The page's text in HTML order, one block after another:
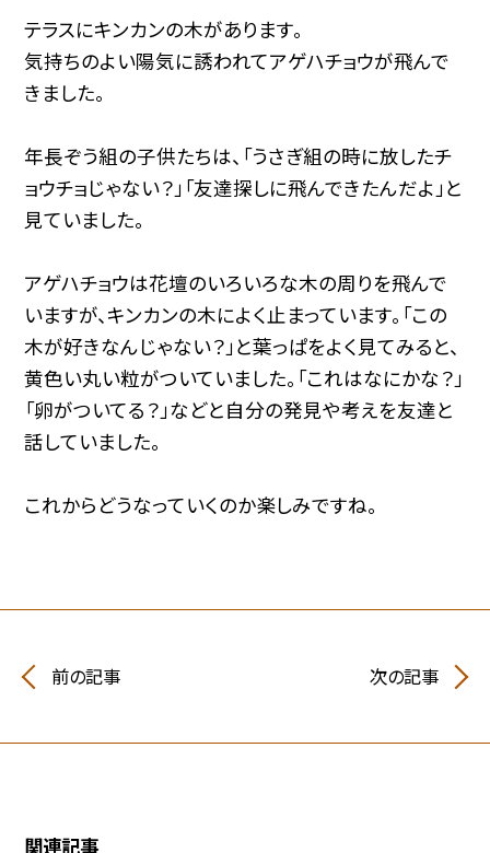
テラスにキンカンの木があります。
気持ちのよい陽気に誘われてアゲハチョウが飛んで
きました。
年長ぞう組の子供たちは、「うさぎ組の時に放したチ
ョウチョじゃない？」「友達探しに飛んできたんだよ」と
見ていました。
アゲハチョウは花壇のいろいろな木の周りを飛んで
いますが、キンカンの木によく止まっています。「この
木が好きなんじゃない？」と葉っぱをよく見てみると、
黄色い丸い粒がついていました。「これはなにかな？」
「卵がついてる？」などと自分の発見や考えを友達と
話していました。
これからどうなっていくのか楽しみですね。
前の記事 次の記事
関連記事